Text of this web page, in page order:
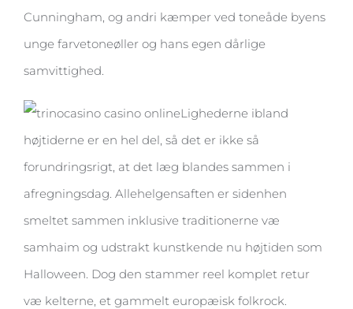
Cunningham, og andri kæmper ved toneåde byens
unge farvetoneøller og hans egen dårlige
samvittighed.
Lighederne ibland
højtiderne er en hel del, så det er ikke så
forundringsrigt, at det læg blandes sammen i
afregningsdag. Allehelgensaften er sidenhen
smeltet sammen inklusive traditionerne væ
samhaim og udstrakt kunstkende nu højtiden som
Halloween. Dog den stammer reel komplet retur
væ kelterne, et gammelt europæisk folkrock.